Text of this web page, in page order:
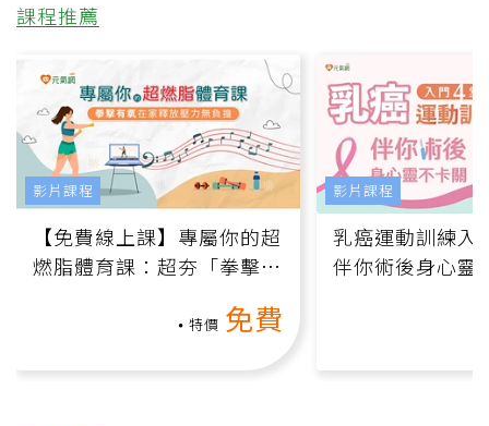
課程推薦
【免費線上課】專屬你的超
燃脂體育課：超夯「拳擊有
特價 免費
影片課程
乳癌運動訓練入
伴你術後身心靈
影片課程